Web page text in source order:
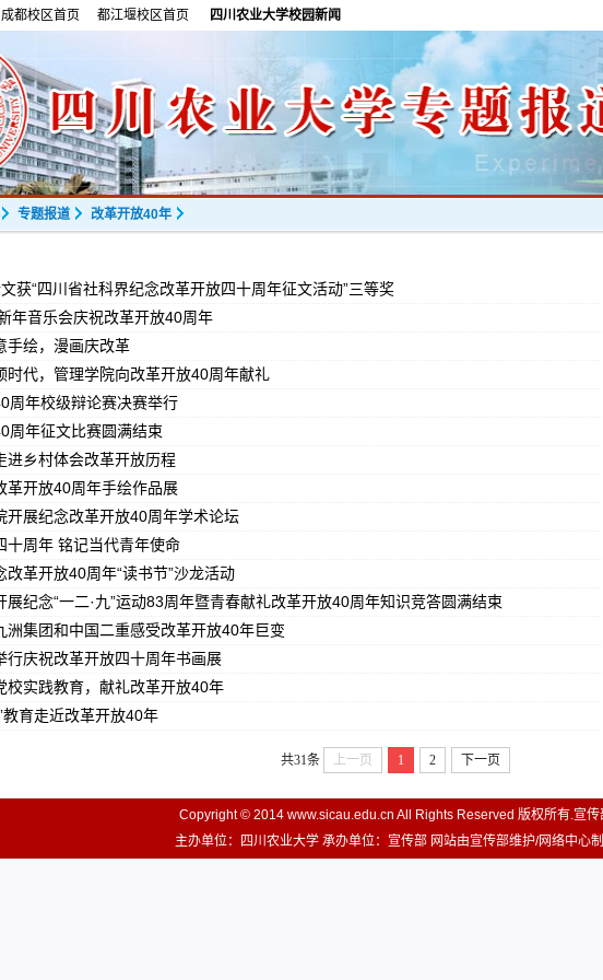
成都校区首页 都江堰校区首页 四川农业大学校园新闻
专题报道 改革开放40年
获“四川省社科界纪念改革开放四十周年征文活动”三等奖
年音乐会庆祝改革开放40周年
手绘，漫画庆改革
时代，管理学院向改革开放40周年献礼
周年校级辩论赛决赛举行
周年征文比赛圆满结束
进乡村体会改革开放历程
革开放40周年手绘作品展
开展纪念改革开放40周年学术论坛
十周年 铭记当代青年使命
改革开放40周年“读书节”沙龙活动
展纪念“一二·九”运动83周年暨青春献礼改革开放40周年知识竞答圆满结束
洲集团和中国二重感受改革开放40年巨变
行庆祝改革开放四十周年书画展
校实践教育，献礼改革开放40年
教育走近改革开放40年
共31条 上一页 1 2 下一页
Copyright © 2014 www.sicau.edu.cn All Rights Reserved 版权所有.宣传
主办单位：四川农业大学 承办单位：宣传部 网站由宣传部维护/网络中心